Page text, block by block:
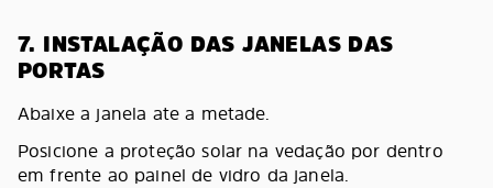
7. INSTALAÇÃO DAS JANELAS DAS
PORTAS
Abaixe a janela ate a metade.
Posicione a proteção solar na vedação por dentro
em frente ao painel de vidro da janela.